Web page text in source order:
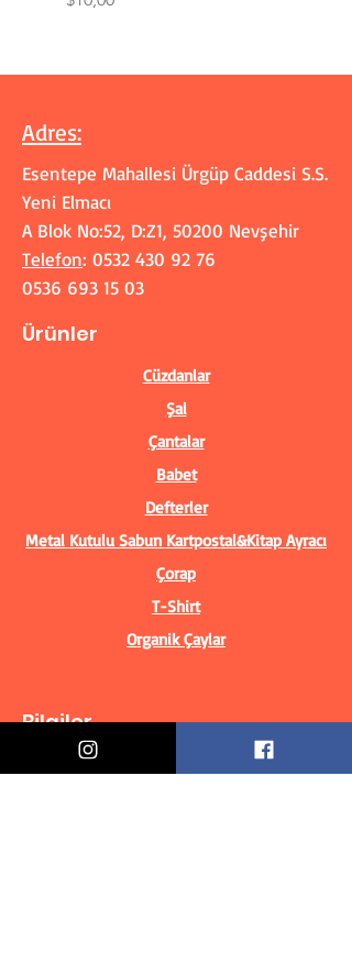
Adres:
Esentepe Mahallesi Ürgüp Caddesi S.S.
Yeni Elmacı
A Blok No:52, D:Z1, 50200 Nevşehir
Telefon: 0532 430 92 76
0536 693 15 03
Ürünler
Cüzdanlar
Şal
Çantalar
Babet
Defterler
Metal Kutulu Sabun Kartpostal&Kitap Ayracı
Çorap
T-Shirt
Organik Çaylar
Bilgiler
Biz Kimiz?